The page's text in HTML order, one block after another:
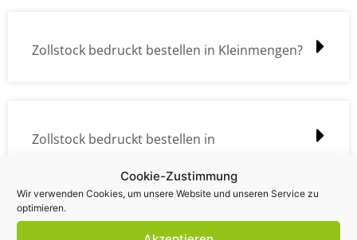
Cookie-Zustimmung
Wir verwenden Cookies, um unsere Website und unseren Service zu
optimieren.
Zollstock bedruckt bestellen in Kleinmengen?
Zollstock bedruckt bestellen in